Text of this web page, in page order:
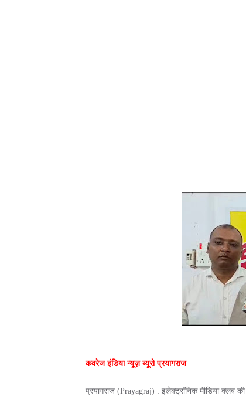
कवरेज इंडिया न्यूज़ ब्यूरो प्रयागराज
प्रयागराज (Prayagraj) : इलेक्ट्रॉनिक मीडिया क्लब